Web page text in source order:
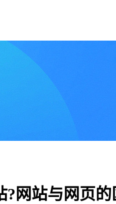
?网站与网页的